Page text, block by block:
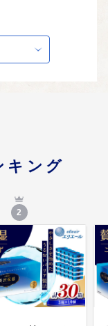
のために活用させ
。
す！
のために活用させ
。
御利用いただくた
合医療センターの
に活用させていた
キング
2